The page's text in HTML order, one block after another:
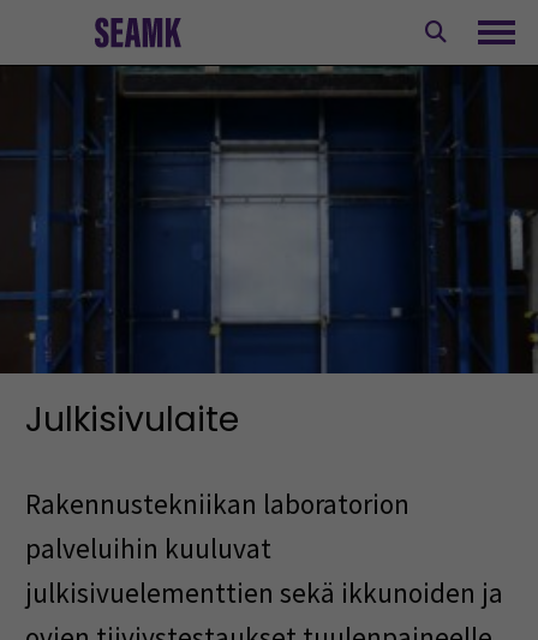
Julkisivulaite
Rakennustekniikan laboratorion
palveluihin kuuluvat
julkisivuelementtien sekä ikkunoiden ja